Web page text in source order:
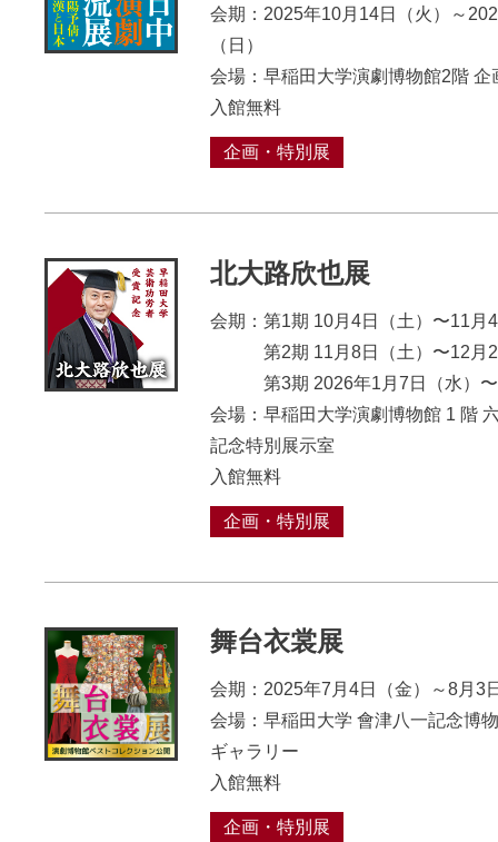
会期：2025年10月14日（火）～
（日）
会場：早稲田大学演劇博物館2階 企
入館無料
企画・特別展
北大路欣也展
会期：第1期 10月4日（土）〜11月
第2期 11月8日（土）〜12月
第3期 2026年1月7日（⽔）〜
会場：早稲田大学演劇博物館 1 階
記念特別展示室
入館無料
企画・特別展
舞台衣裳展
会期：2025年7月4日（金）～8月3
会場：早稲田大学 會津八一記念博
ギャラリー
入館無料
企画・特別展